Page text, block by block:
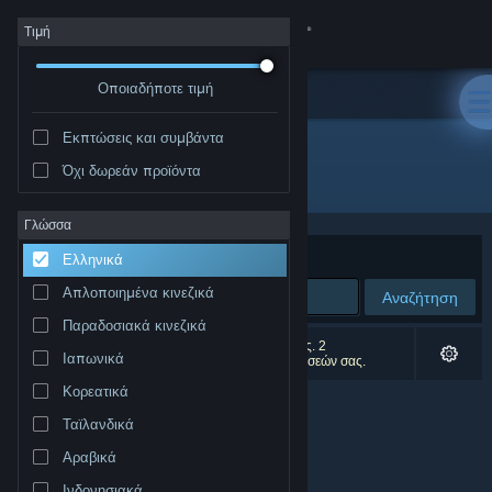
Σύνδεση
Κατάστημα
Σχετικά
Υποστήριξη
Αλλαγή γλώσσας
Προβολή ιστοσελίδας για υπολογιστές
Τιμή
Οποιαδήποτε τιμή
Εκπτώσεις και συμβάντα
Όχι δωρεάν προϊόντα
Γλώσσα
Ελληνικά
Απλοποιημένα κινεζικά
Παραδοσιακά κινεζικά
Ιαπωνικά
Κορεατικά
Ταϊλανδικά
Αραβικά
Δημιουργός: Celeris
Ταξινόμηση ανά
Αναζήτηση
0 αποτελέσματα ταιριάζουν με την αναζήτησή σας. 2
αποτελέσματα αποκλείστηκαν βάσει των προτιμήσεών σας.